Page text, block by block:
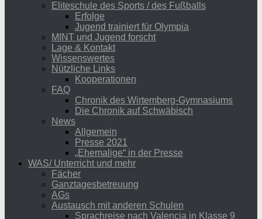
Eliteschule des Sports / des Fußballs
Erfolge
Jugend trainiert für Olympia
MINT und Jugend forscht
Lage & Kontakt
Wissenswertes
Nützliche Links
Kooperationen
FAQ
Chronik des Wirtemberg-Gymnasiums
Die Chronik auf Schwäbisch
News
Allgemein
Presse 2021
„Ehemalige“ in der Presse
WAS/ Unterricht und mehr
Fächer
Ganztagesbetreuung
AGs
Austausch mit anderen Schulen
Sprachreise nach Valencia in Klasse 9